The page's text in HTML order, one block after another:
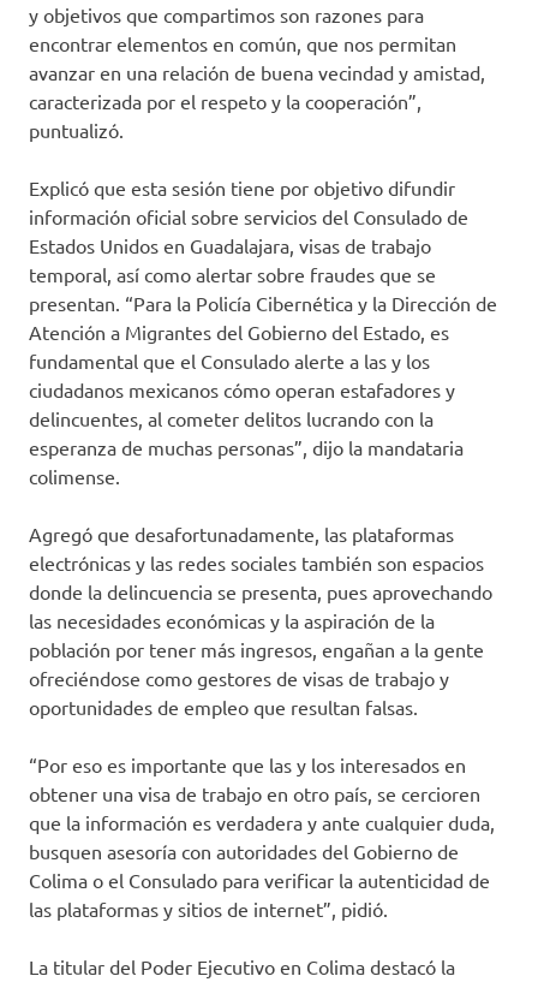
y objetivos que compartimos son razones para
encontrar elementos en común, que nos permitan
avanzar en una relación de buena vecindad y amistad,
caracterizada por el respeto y la cooperación”,
puntualizó.
Explicó que esta sesión tiene por objetivo difundir
información oficial sobre servicios del Consulado de
Estados Unidos en Guadalajara, visas de trabajo
temporal, así como alertar sobre fraudes que se
presentan. “Para la Policía Cibernética y la Dirección de
Atención a Migrantes del Gobierno del Estado, es
fundamental que el Consulado alerte a las y los
ciudadanos mexicanos cómo operan estafadores y
delincuentes, al cometer delitos lucrando con la
esperanza de muchas personas”, dijo la mandataria
colimense.
Agregó que desafortunadamente, las plataformas
electrónicas y las redes sociales también son espacios
donde la delincuencia se presenta, pues aprovechando
las necesidades económicas y la aspiración de la
población por tener más ingresos, engañan a la gente
ofreciéndose como gestores de visas de trabajo y
oportunidades de empleo que resultan falsas.
“Por eso es importante que las y los interesados en
obtener una visa de trabajo en otro país, se cercioren
que la información es verdadera y ante cualquier duda,
busquen asesoría con autoridades del Gobierno de
Colima o el Consulado para verificar la autenticidad de
las plataformas y sitios de internet”, pidió.
La titular del Poder Ejecutivo en Colima destacó la